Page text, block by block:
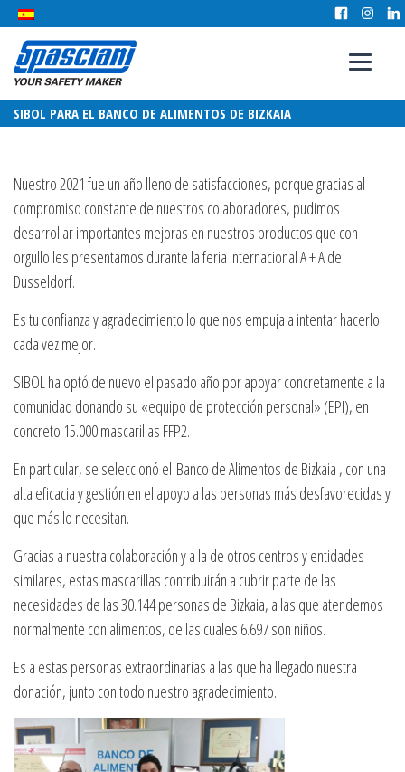
SIBOL PARA EL BANCO DE ALIMENTOS DE BIZKAIA
Nuestro 2021 fue un año lleno de satisfacciones, porque gracias al
compromiso constante de nuestros colaboradores, pudimos
desarrollar importantes mejoras en nuestros productos que con
orgullo les presentamos durante la feria internacional A + A de
Dusseldorf.
Es tu confianza y agradecimiento lo que nos empuja a intentar hacerlo
cada vez mejor.
SIBOL ha optó de nuevo el pasado año por apoyar concretamente a la
comunidad donando su «equipo de protección personal» (EPI), en
concreto 15.000 mascarillas FFP2.
En particular, se seleccionó el Banco de Alimentos de Bizkaia , con una
alta eficacia y gestión en el apoyo a las personas más desfavorecidas y
que más lo necesitan.
Gracias a nuestra colaboración y a la de otros centros y entidades
similares, estas mascarillas contribuirán a cubrir parte de las
necesidades de las 30.144 personas de Bizkaia, a las que atendemos
normalmente con alimentos, de las cuales 6.697 son niños.
Es a estas personas extraordinarias a las que ha llegado nuestra
donación, junto con todo nuestro agradecimiento.